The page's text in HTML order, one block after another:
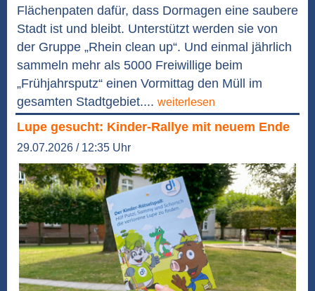
Flächenpaten dafür, dass Dormagen eine saubere
Stadt ist und bleibt. Unterstützt werden sie von
der Gruppe „Rhein clean up“. Und einmal jährlich
sammeln mehr als 5000 Freiwillige beim
„Frühjahrsputz“ einen Vormittag den Müll im
gesamten Stadtgebiet.... weiterlesen
Lupe gesucht: Kinder-Rallye mit neuem Ende
29.07.2026 / 12:35 Uhr